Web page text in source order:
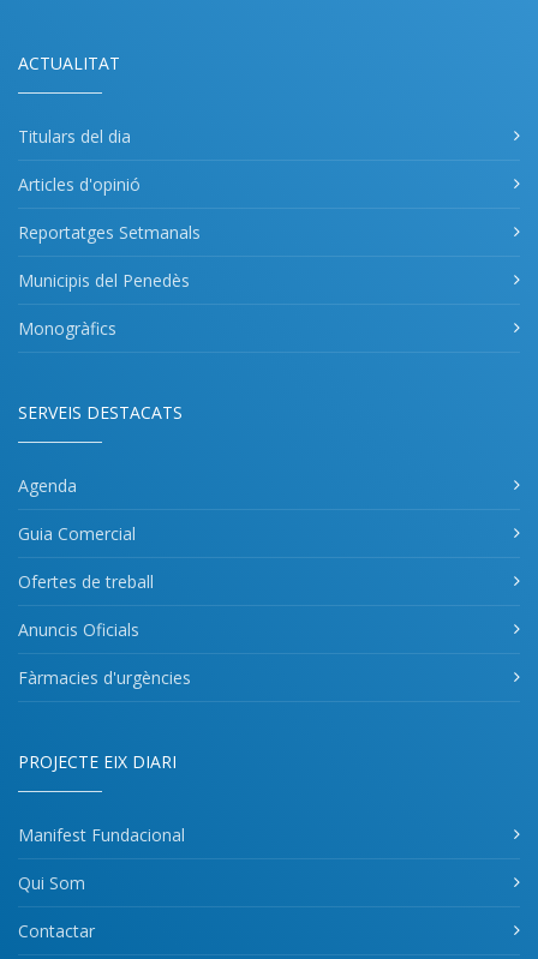
ACTUALITAT
Titulars del dia
Articles d'opinió
Reportatges Setmanals
Municipis del Penedès
Monogràfics
SERVEIS DESTACATS
Agenda
Guia Comercial
Ofertes de treball
Anuncis Oficials
Fàrmacies d'urgències
PROJECTE EIX DIARI
Manifest Fundacional
Qui Som
Contactar